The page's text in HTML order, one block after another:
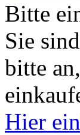
Bitte
Sie
bitte
Hier